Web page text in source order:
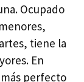
Ocupado
tiene la
En
perfecto